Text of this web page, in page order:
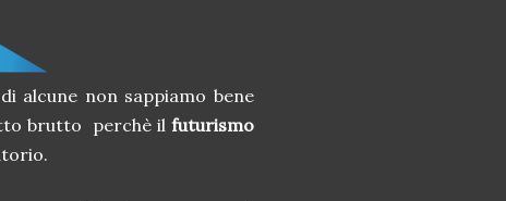
alcune non sappiamo bene
brutto perchè il futurismo